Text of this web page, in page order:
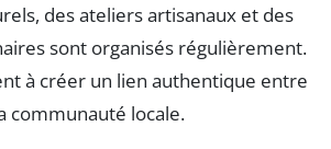
des ateliers artisanaux et des
sont organisés régulièrement.
à créer un lien authentique entre
communauté locale.